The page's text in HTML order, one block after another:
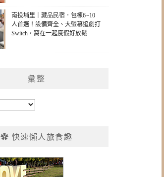
南投埔里｜藏品民宿．包棟6~10
人首選！設備齊全、大螢幕追劇打
Switch，窩在一起度假好放鬆
彙整
✿ 快速懶人旅食趣